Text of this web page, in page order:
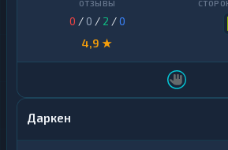
0 / 0 / 2 /0
4,9 ★
Даркен